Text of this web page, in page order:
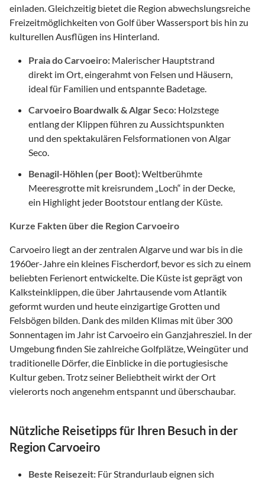
einladen. Gleichzeitig bietet die Region abwechslungsreiche
Freizeitmöglichkeiten von Golf über Wassersport bis hin zu
kulturellen Ausflügen ins Hinterland.
Praia do Carvoeiro: Malerischer Hauptstrand
direkt im Ort, eingerahmt von Felsen und Häusern,
ideal für Familien und entspannte Badetage.
Carvoeiro Boardwalk & Algar Seco: Holzstege
entlang der Klippen führen zu Aussichtspunkten
und den spektakulären Felsformationen von Algar
Seco.
Benagil-Höhlen (per Boot):Weltberühmte
Meeresgrotte mit kreisrundem „Loch“ in der Decke,
ein Highlight jeder Bootstour entlang der Küste.
Kurze Fakten über die Region Carvoeiro
Carvoeiro liegt an der zentralen Algarve und war bis in die
1960er-Jahre ein kleines Fischerdorf, bevor es sich zu einem
beliebten Ferienort entwickelte. Die Küste ist geprägt von
Kalksteinklippen, die über Jahrtausende vom Atlantik
geformt wurden und heute einzigartige Grotten und
Felsbögen bilden. Dank des milden Klimas mit über 300
Sonnentagen im Jahr ist Carvoeiro ein Ganzjahresziel. In der
Umgebung finden Sie zahlreiche Golfplätze, Weingüter und
traditionelle Dörfer, die Einblicke in die portugiesische
Kultur geben. Trotz seiner Beliebtheit wirkt der Ort
vielerorts noch angenehm entspannt und überschaubar.
Nützliche Reisetipps für Ihren Besuch in der
Region Carvoeiro
Beste Reisezeit: Für Strandurlaub eignen sich